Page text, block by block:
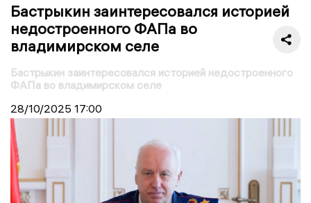
Бастрыкин заинтересовался историей
недостроенного ФАПа во
владимирском селе
Бастрыкин заинтересовался историей недостроенного
ФАПа во владимирском селе
28/10/2025 17:00